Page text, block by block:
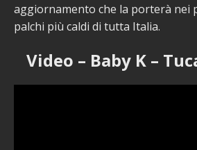
aggiornamento che la porterà nei
palchi più caldi di tutta Italia.
Video – Baby K –